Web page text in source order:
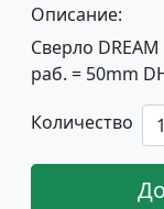
Описание:
Сверло
раб. = 50mm
Количество